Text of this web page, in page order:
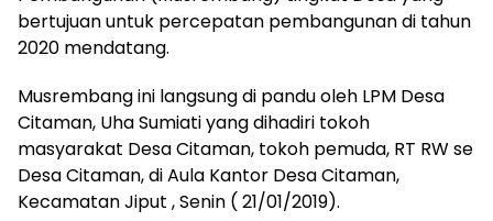
bertujuan untuk percepatan pembangunan di tahun
2020 mendatang.
Musrembang ini langsung di pandu oleh LPM Desa
Citaman, Uha Sumiati yang dihadiri tokoh
masyarakat Desa Citaman, tokoh pemuda, RT RW se
Desa Citaman, di Aula Kantor Desa Citaman,
Kecamatan Jiput , Senin ( 21/01/2019).